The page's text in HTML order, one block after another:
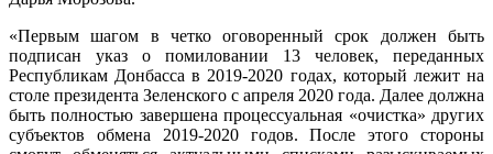
«Первым шагом в четко оговоренный срок должен быть
подписан указ о помиловании 13 человек, переданных
Республикам Донбасса в 2019-2020 годах, который лежит на
столе президента Зеленского с апреля 2020 года. Далее должна
быть полностью завершена процессуальная «очистка» других
субъектов обмена 2019-2020 годов. После этого стороны